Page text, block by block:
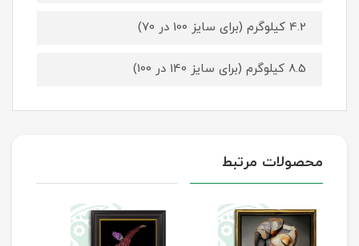
4.2 کیلوگرم (برای سایز 100 در 70)
8.5 کیلوگرم (برای سایز 140 در 100)
محصولات مرتبط